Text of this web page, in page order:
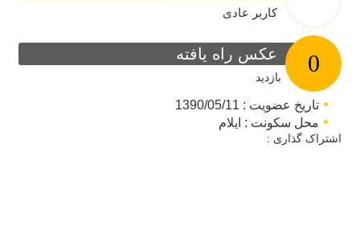
کاربر عادی
0 عکس راه یافته
بازدید
تاریخ عضویت : 1390/05/11
محل سکونت : ایلام
اشتراک گذاری :